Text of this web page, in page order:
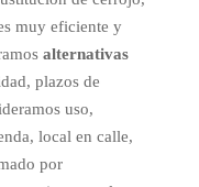
muy eficiente y
alternativas
plazos de
uso,
local en calle,
por